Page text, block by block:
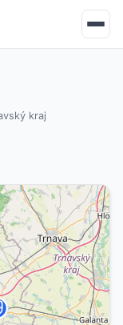
kraj